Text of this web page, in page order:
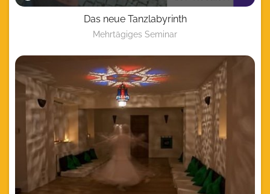
Das neue Tanzlabyrinth
Mehrtägiges Seminar